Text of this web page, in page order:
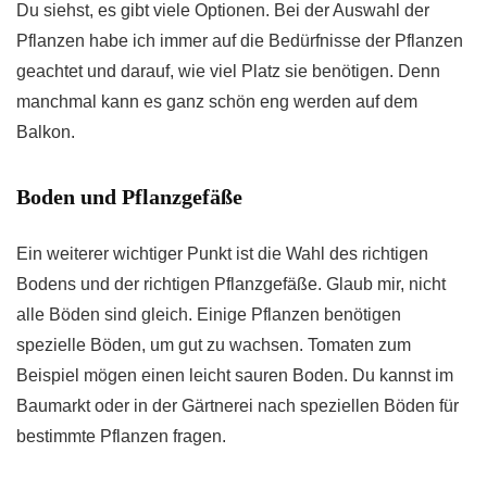
Du siehst, es gibt viele Optionen. Bei der Auswahl der
Pflanzen habe ich immer auf die Bedürfnisse der Pflanzen
geachtet und darauf, wie viel Platz sie benötigen. Denn
manchmal kann es ganz schön eng werden auf dem
Balkon.
Boden und Pflanzgefäße
Ein weiterer wichtiger Punkt ist die Wahl des richtigen
Bodens und der richtigen Pflanzgefäße. Glaub mir, nicht
alle Böden sind gleich. Einige Pflanzen benötigen
spezielle Böden, um gut zu wachsen. Tomaten zum
Beispiel mögen einen leicht sauren Boden. Du kannst im
Baumarkt oder in der Gärtnerei nach speziellen Böden für
bestimmte Pflanzen fragen.